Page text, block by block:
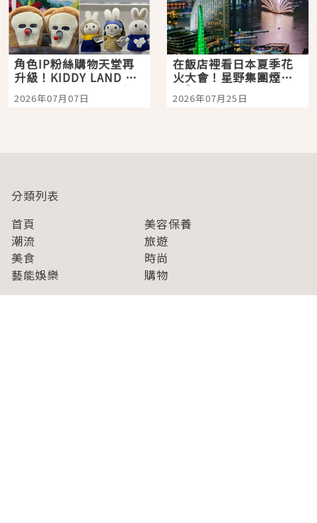
角色IP粉絲購物天堂再
升級！KIDDY LAND 原
宿店吉伊卡哇迎客，新
開幕 OMOKADO 店3分
2026年07月07日
在飯店裡看日本夏季花
火大會！星野集團煙火
景觀飯店6選，讓你不用
人擠人悠閒欣賞
2026年07月25日
分類列表
首頁
美容保養
潮流
旅遊
美食
時尚
藝能娛樂
購物